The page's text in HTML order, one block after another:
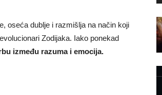
oseća dublje i razmišlja na način koji
Zodijaka. Iako ponekad
između razuma i emocija.